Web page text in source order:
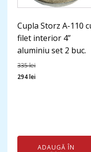
Cupla Storz A-110
filet interior 4”
aluminiu set 2 buc.
335lei
Prețul
294leiPrețul
ADAUGĂ ÎN